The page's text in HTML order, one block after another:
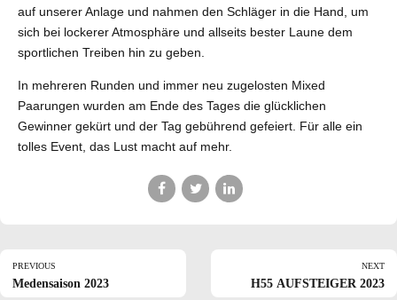
auf unserer Anlage und nahmen den Schläger in die Hand, um
sich bei lockerer Atmosphäre und allseits bester Laune dem
sportlichen Treiben hin zu geben.
In mehreren Runden und immer neu zugelosten Mixed
Paarungen wurden am Ende des Tages die glücklichen
Gewinner gekürt und der Tag gebührend gefeiert. Für alle ein
tolles Event, das Lust macht auf mehr.
PREVIOUS
Medensaison 2023
NEXT
H55 AUFSTEIGER 2023